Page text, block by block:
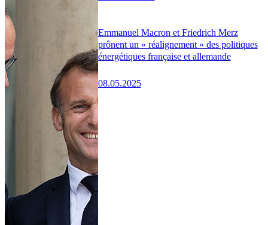
Emmanuel Macron et Friedrich Merz
prônent un « réalignement » des politiques
énergétiques française et allemande
08.05.2025